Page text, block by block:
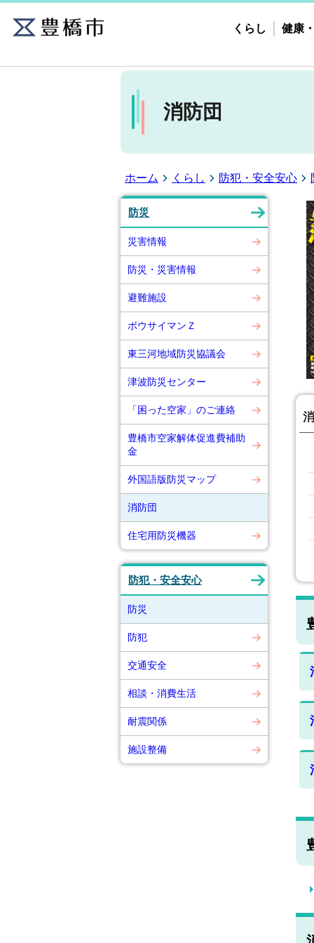
くらし 健康
消防団
ホーム くらし 防犯・安全安心
防災
災害情報
防災・災害情報
避難施設
ボウサイマンＺ
東三河地域防災協議会
津波防災センター
「困った空家」のご連絡
豊橋市空家解体促進費補助
金
外国語版防災マップ
消防団
住宅用防災機器
防犯・安全安心
防災
防犯
交通安全
相談・消費生活
耐震関係
施設整備